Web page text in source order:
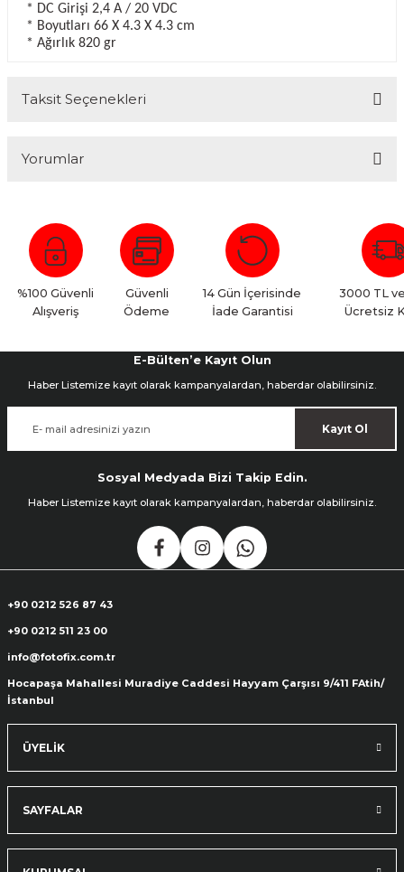
* DC Girişi 2,4 A / 20 VDC
* Boyutları 66 X 4.3 X 4.3 cm
* Ağırlık 820 gr
Taksit Seçenekleri
Yorumlar
Bu ürüne ilk yorumu siz yapın!
Yorum Yaz
%100 Güvenli
Alışveriş
Güvenli
Ödeme
14 Gün İçerisinde
İade Garantisi
3000 TL
Ücretsiz
E-Bülten’e Kayıt Olun
Haber Listemize kayıt olarak kampanyalardan, haberdar olabilirsiniz.
Kayıt Ol
Sosyal Medyada Bizi Takip Edin.
Haber Listemize kayıt olarak kampanyalardan, haberdar olabilirsiniz.
+90 0212 526 87 43
+90 0212 511 23 00
info@fotofix.com.tr
Hocapaşa Mahallesi Muradiye Caddesi Hayyam Çarşısı 9/411 FAtih/
İstanbul
ÜYELİK
SAYFALAR